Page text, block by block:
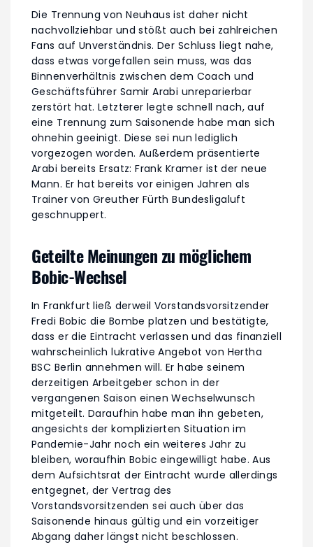
Die Trennung von Neuhaus ist daher nicht
nachvollziehbar und stößt auch bei zahlreichen
Fans auf Unverständnis. Der Schluss liegt nahe,
dass etwas vorgefallen sein muss, was das
Binnenverhältnis zwischen dem Coach und
Geschäftsführer Samir Arabi unreparierbar
zerstört hat. Letzterer legte schnell nach, auf
eine Trennung zum Saisonende habe man sich
ohnehin geeinigt. Diese sei nun lediglich
vorgezogen worden. Außerdem präsentierte
Arabi bereits Ersatz: Frank Kramer ist der neue
Mann. Er hat bereits vor einigen Jahren als
Trainer von Greuther Fürth Bundesligaluft
geschnuppert.
Geteilte Meinungen zu möglichem
Bobic-Wechsel
In Frankfurt ließ derweil Vorstandsvorsitzender
Fredi Bobic die Bombe platzen und bestätigte,
dass er die Eintracht verlassen und das finanziell
wahrscheinlich lukrative Angebot von Hertha
BSC Berlin annehmen will. Er habe seinem
derzeitigen Arbeitgeber schon in der
vergangenen Saison einen Wechselwunsch
mitgeteilt. Daraufhin habe man ihn gebeten,
angesichts der komplizierten Situation im
Pandemie-Jahr noch ein weiteres Jahr zu
bleiben, woraufhin Bobic eingewilligt habe. Aus
dem Aufsichtsrat der Eintracht wurde allerdings
entgegnet, der Vertrag des
Vorstandsvorsitzenden sei auch über das
Saisonende hinaus gültig und ein vorzeitiger
Abgang daher längst nicht beschlossen.